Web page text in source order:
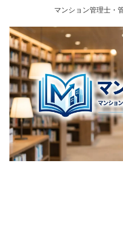
マンション管理士・